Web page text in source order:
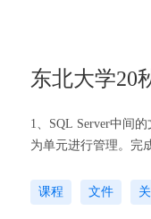
东北大学20
1、SQL Server中间
为单元进行管理。完成此功能的是()。 A.事务日
程编号、成绩）。
这种...
课程 文件